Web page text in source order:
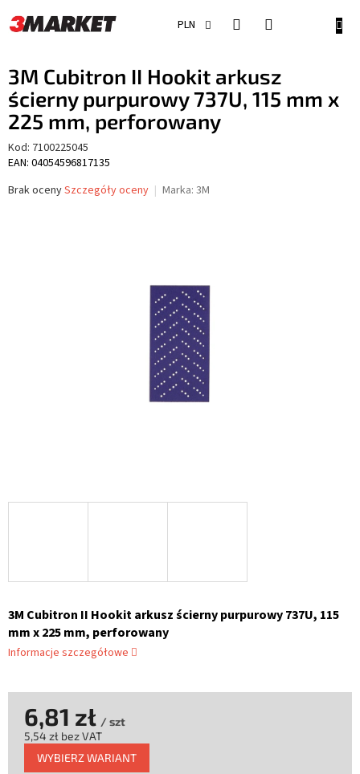
do
treści
PLN
3M Cubitron II Hookit arkusz
ścierny purpurowy 737U, 115 mm x
225 mm, perforowany
Kod: 7100225045
EAN: 04054596817135
Średnia
Brak ocenySzczegóły oceny Marka: 3M
3M Cubitron II Hookit arkusz ścierny purpurowy 737U, 115
mm x 225 mm, perforowany
Informacje szczegółowe
6,81 zł / szt
5,54 zł bez VAT
Cena
jednostkowa:
WYBIERZ WARIANT